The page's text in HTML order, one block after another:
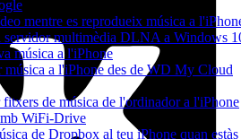
mentre es reprodueix música a
servidor multimèdia DLNA a Windows
música a l'iPhone
música a l'iPhone des de WD My Cloud
de música de l'ordinador a l'iPhone
WiFi-Drive
de Dropbox al teu iPhone quan estàs